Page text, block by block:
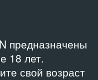
предназначены
18 лет.
свой возраст